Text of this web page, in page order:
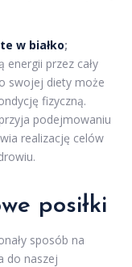
w białko;
przez cały
swojej diety może
fizyczną.
podejmowaniu
realizację celów
posiłki
sposób na
do naszej